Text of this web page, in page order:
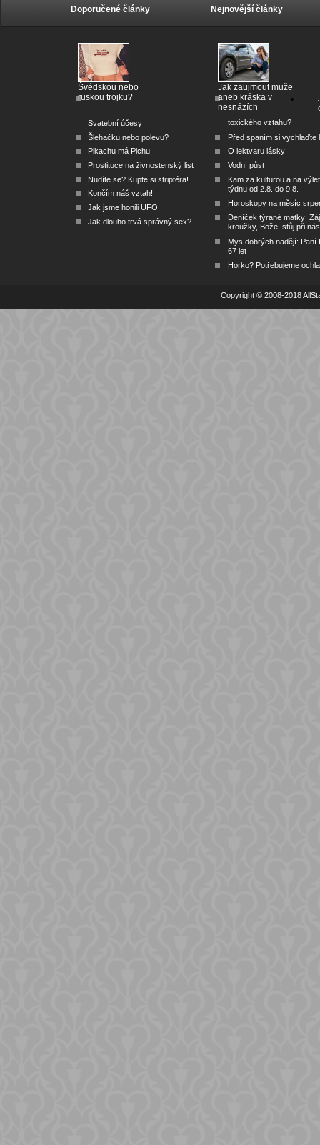
Doporučené články
Švédskou nebo
ruskou trojku?
Svatební účesy
Šlehačku nebo polevu?
Pikachu má Pichu
Prostituce na živnostenský list
Nudíte se? Kupte si striptéra!
Končím náš vztah!
Jak jsme honili UFO
Jak dlouho trvá správný sex?
Nejnovější články
Jak zaujmout muže
aneb kráska v
nesnázích
toxického vztahu?
Před spaním si vychlaďte
O lektvaru lásky
Vodní půst
Kam za kulturou a na
týdnu od 2.8. do 9.8.
Horoskopy na měsíc
Deníček týrané matky:
kroužky, Bože, stůj při nás
Mys dobrých nadějí: Paní
67 let
Horko? Potřebujeme
Copyright © 2008-2018